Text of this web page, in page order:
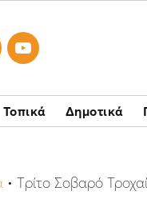

Τοπικά Δημοτικά
• Tρίτο Σοβαρό